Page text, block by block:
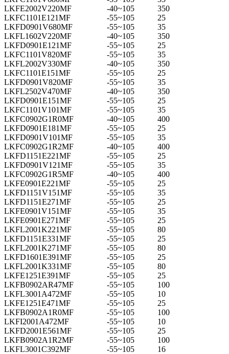
LKFE2002V220MF
-40~105
350
LKFC1101E121MF
-55~105
25
LKFD0901V680MF
-55~105
35
LKFL1602V220MF
-40~105
350
LKFD0901E121MF
-55~105
25
LKFC1101V820MF
-55~105
35
LKFL2002V330MF
-40~105
350
LKFC1101E151MF
-55~105
25
LKFD0901V820MF
-55~105
35
LKFL2502V470MF
-40~105
350
LKFD0901E151MF
-55~105
25
LKFC1101V101MF
-55~105
35
LKFC0902G1R0MF
-40~105
400
LKFD0901E181MF
-55~105
25
LKFD0901V101MF
-55~105
35
LKFC0902G1R2MF
-40~105
400
LKFD1151E221MF
-55~105
25
LKFD0901V121MF
-55~105
35
LKFC0902G1R5MF
-40~105
400
LKFE0901E221MF
-55~105
25
LKFD1151V151MF
-55~105
35
LKFD1151E271MF
-55~105
25
LKFE0901V151MF
-55~105
35
LKFE0901E271MF
-55~105
25
LKFL2001K221MF
-55~105
80
LKFD1151E331MF
-55~105
25
LKFL2001K271MF
-55~105
80
LKFD1601E391MF
-55~105
25
LKFL2001K331MF
-55~105
80
LKFE1251E391MF
-55~105
25
LKFB0902AR47MF
-55~105
100
LKFL3001A472MF
-55~105
10
LKFE1251E471MF
-55~105
25
LKFB0902A1R0MF
-55~105
100
LKFI2001A472MF
-55~105
10
LKFD2001E561MF
-55~105
25
LKFB0902A1R2MF
-55~105
100
LKFL3001C392MF
-55~105
16